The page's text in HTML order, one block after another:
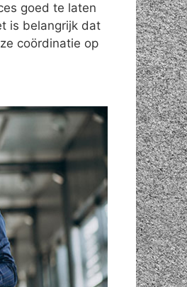
goed te laten
is belangrijk dat
coördinatie op